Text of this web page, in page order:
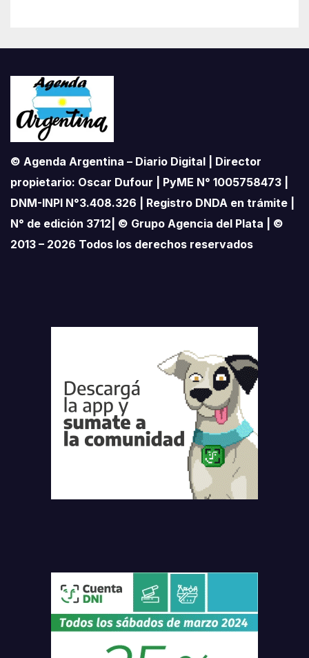
© Agenda Argentina – Diario Digital | Director
propietario: Oscar Dufour | PyME N° 1005758473 |
DNM-INPI N°3.408.326 | Registro DNDA en trámite |
N° de edición 3712| © Grupo Agencia del Plata | ©
2013 – 2026 Todos los derechos reservados